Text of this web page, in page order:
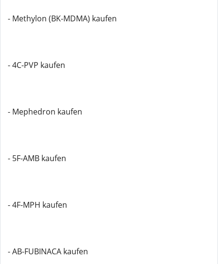
- Methylon (BK-MDMA) kaufen
- 4C-PVP kaufen
- Mephedron kaufen
- 5F-AMB kaufen
- 4F-MPH kaufen
- AB-FUBINACA kaufen